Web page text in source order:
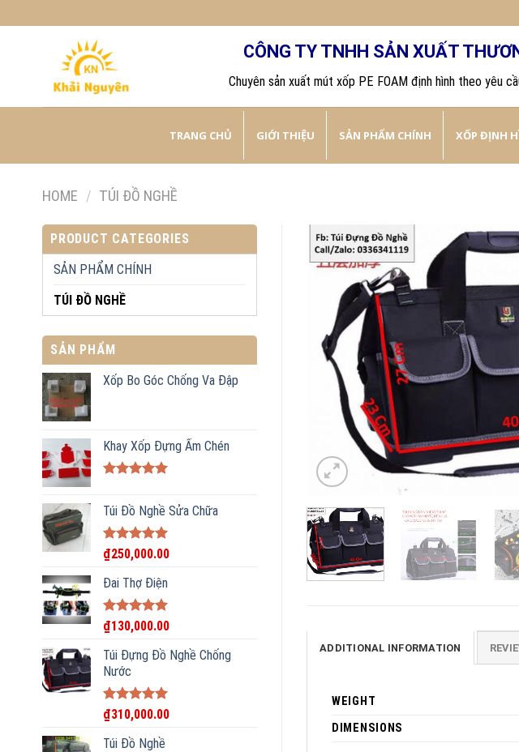
to
CÔNG TY TNHH SẢN XUẤT
Chuyên sản xuất mút xốp PE FOAM định hình theo yêu
TRANG CHỦ GIỚI THIỆU SẢN PHẨM CHÍNH XỐP ĐỊNH
HOME / TÚI ĐỒ NGHỀ
PRODUCT CATEGORIES
SẢN PHẨM CHÍNH
TÚI ĐỒ NGHỀ
SẢN PHẨM
Xốp Bo Góc Chống Va Đập
Khay Xốp Đựng Ấm Chén
Túi Đồ Nghề Sửa Chữa
Rated5.00
out of 5
₫250,000.00
Đai Thợ Điện
Rated5.00
out of 5
₫130,000.00
Túi Đựng Đồ Nghề Chống
Nước
Rated5.00
out of 5
₫310,000.00
Túi Đồ Nghề
ADDITIONAL INFORMATION
WEIGHT
DIMENSIONS